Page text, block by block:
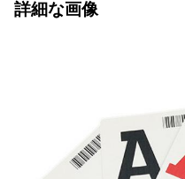
詳細な画像